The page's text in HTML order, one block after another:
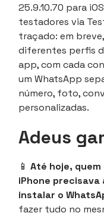
25.9.10.70 para
testadores via
traçado: em
diferentes perfis
app, com cada
um WhatsApp
número, foto,
personalizadas.
Adeus
📱 Até hoje,
iPhone
instalar o
fazer tudo no